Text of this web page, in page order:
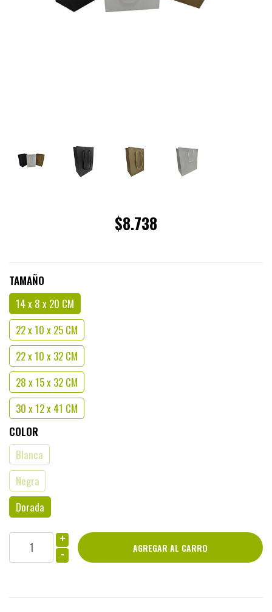
$8.738
TAMAÑO
14 x 8 x 20 CM
22 x 10 x 25 CM
22 x 10 x 32 CM
28 x 15 x 32 CM
30 x 12 x 41 CM
COLOR
Blanca
Negra
Dorada
+
-